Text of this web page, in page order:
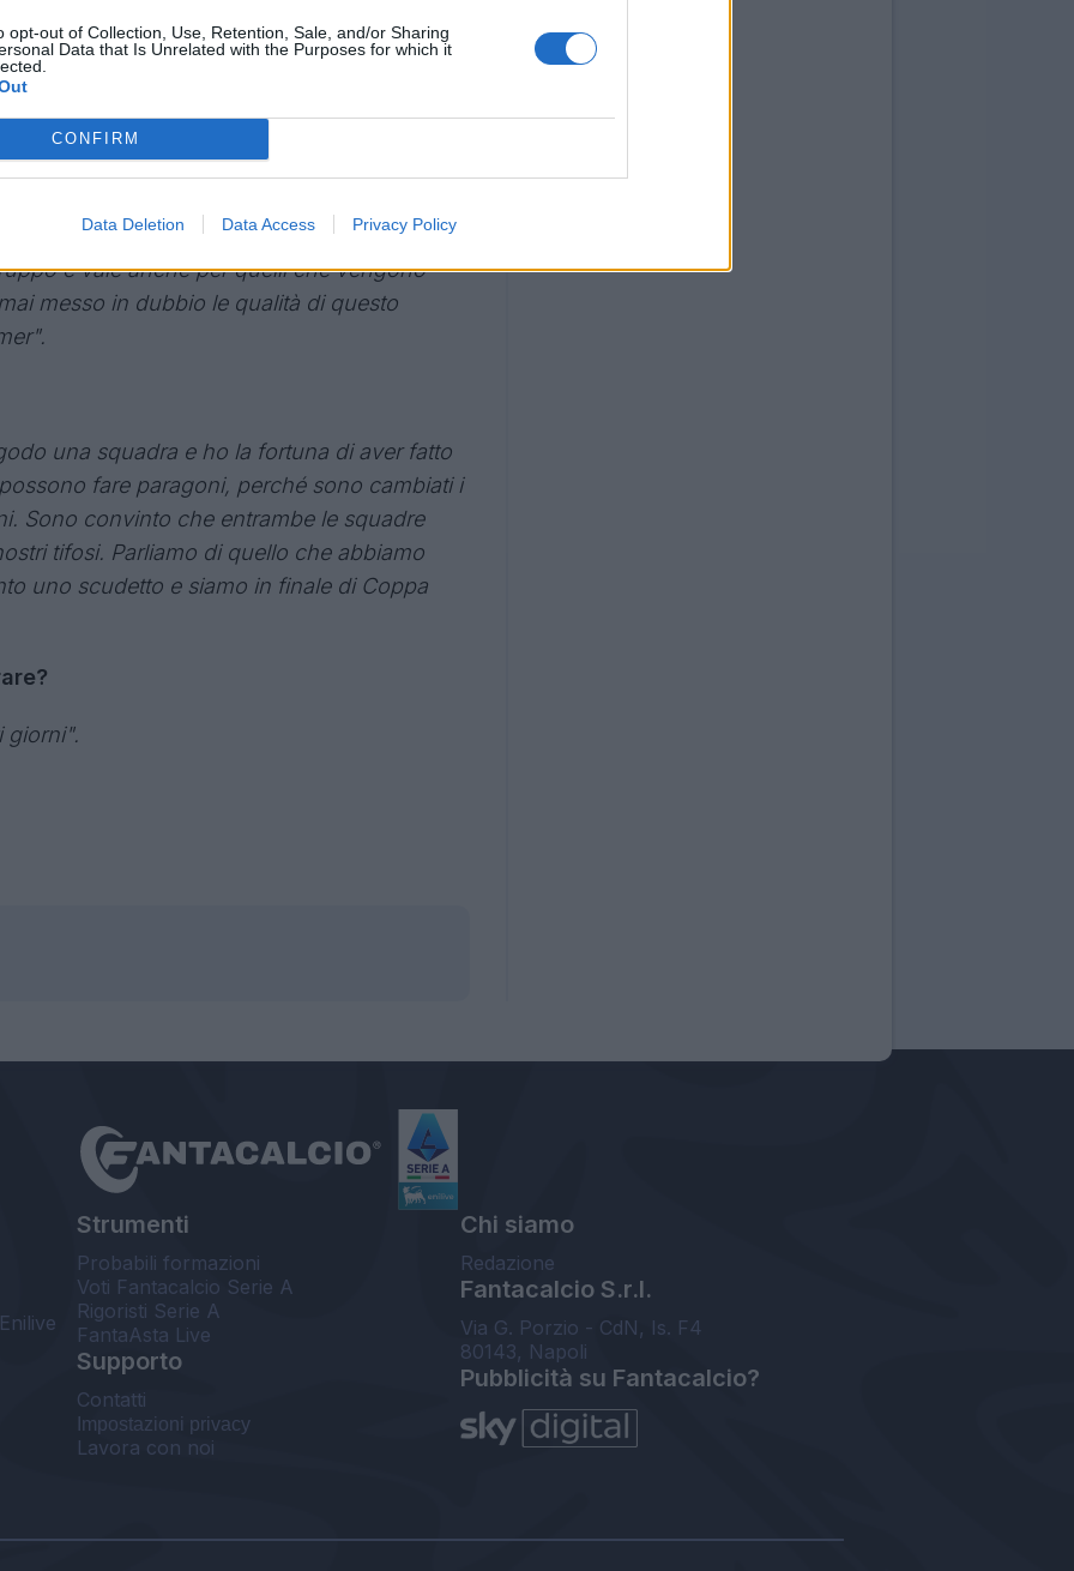
opt-out of Collection, Use, Retention, Sale, and/or Sharing
Data that Is Unrelated with the Purposes for which it
CONFIRM
Data Deletion Data Access Privacy Policy
in base a quello che è l'avversario e
altri. In questa stagione abbiamo fatto vedere
cose, sono felice perché dobbiamo lavorare
Sommer e Di Gennaro. Abbiamo tre portieri
e vale anche per quelli che vengono
messo in dubbio le qualità di questo
una squadra e ho la fortuna di aver fatto
fare paragoni, perché sono cambiati i
Sono convinto che entrambe le squadre
tifosi. Parliamo di quello che abbiamo
uno scudetto e siamo in finale di Coppa
giorni".
Strumenti
Probabili formazioni
Voti Fantacalcio Serie A
Rigoristi Serie A
FantaAsta Live
Supporto
Contatti
Impostazioni privacy
Lavora con noi
Chi siamo
Redazione
Fantacalcio S.r.l.
Via G. Porzio - CdN, Is. F4
80143, Napoli
Pubblicità su Fantacalcio?